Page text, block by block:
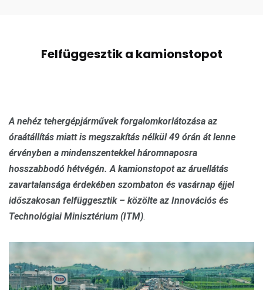
Felfüggesztik a kamionstopot
A nehéz tehergépjárművek forgalomkorlátozása az
óraátállítás miatt is megszakítás nélkül 49 órán át lenne
érvényben a mindenszentekkel háromnaposra
hosszabbodó hétvégén. A kamionstopot az áruellátás
zavartalansága érdekében szombaton és vasárnap éjjel
időszakosan felfüggesztik – közölte az Innovációs és
Technológiai Minisztérium (ITM).